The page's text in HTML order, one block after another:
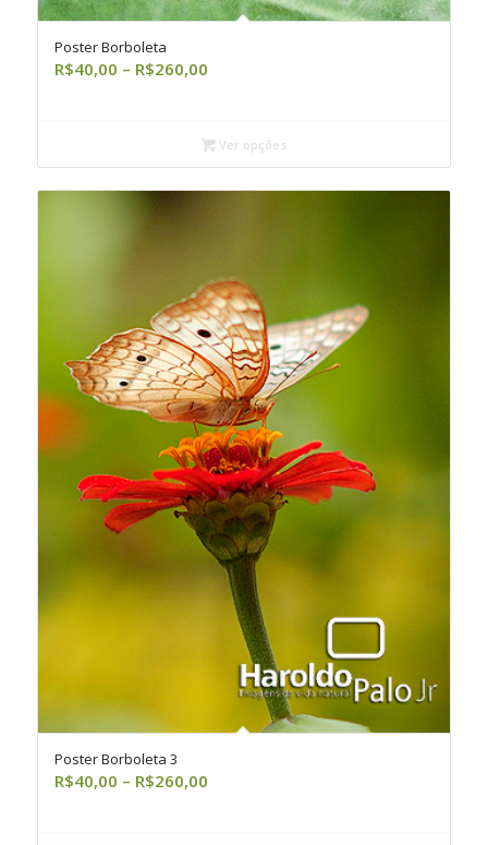
Poster Borboleta
R$40,00 – R$260,00Faixa
R$40,00
através
R$260,00
Ver opções
Poster Borboleta 3
R$40,00 – R$260,00Faixa